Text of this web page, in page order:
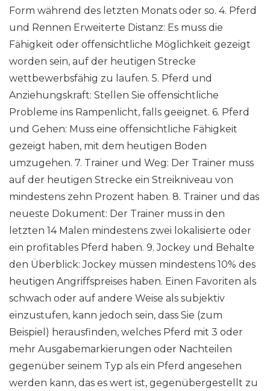
Form während des letzten Monats oder so. 4. Pferd
und Rennen Erweiterte Distanz: Es muss die
Fähigkeit oder offensichtliche Möglichkeit gezeigt
worden sein, auf der heutigen Strecke
wettbewerbsfähig zu laufen. 5. Pferd und
Anziehungskraft: Stellen Sie offensichtliche
Probleme ins Rampenlicht, falls geeignet. 6. Pferd
und Gehen: Muss eine offensichtliche Fähigkeit
gezeigt haben, mit dem heutigen Boden
umzugehen. 7. Trainer und Weg: Der Trainer muss
auf der heutigen Strecke ein Streikniveau von
mindestens zehn Prozent haben. 8. Trainer und das
neueste Dokument: Der Trainer muss in den
letzten 14 Malen mindestens zwei lokalisierte oder
ein profitables Pferd haben. 9. Jockey und Behalte
den Überblick: Jockey müssen mindestens 10% des
heutigen Angriffspreises haben. Einen Favoriten als
schwach oder auf andere Weise als subjektiv
einzustufen, kann jedoch sein, dass Sie (zum
Beispiel) herausfinden, welches Pferd mit 3 oder
mehr Ausgabemarkierungen oder Nachteilen
gegenüber seinem Typ als ein Pferd angesehen
werden kann, das es wert ist, gegenübergestellt zu